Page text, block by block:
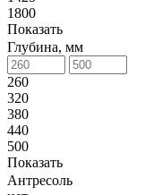
1800
Показать
Глубина, мм
260
320
380
440
500
Показать
Антресоль